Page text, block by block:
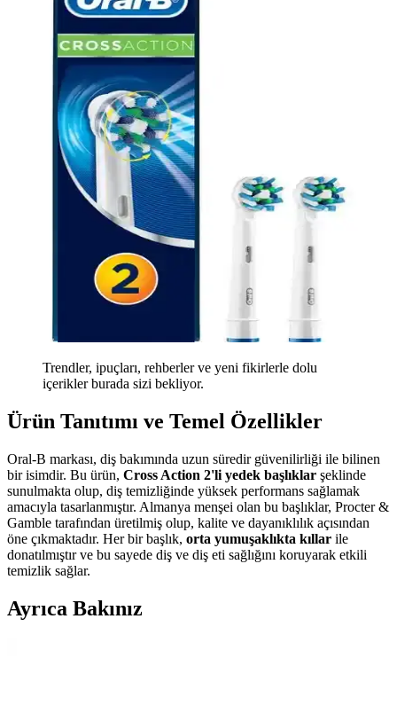
Trendler, ipuçları, rehberler ve yeni fikirlerle dolu
içerikler burada sizi bekliyor.
Ürün Tanıtımı ve Temel Özellikler
Oral-B markası, diş bakımında uzun süredir güvenilirliği ile bilinen
bir isimdir. Bu ürün, Cross Action 2'li yedek başlıklar şeklinde
sunulmakta olup, diş temizliğinde yüksek performans sağlamak
amacıyla tasarlanmıştır. Almanya menşei olan bu başlıklar, Procter &
Gamble tarafından üretilmiş olup, kalite ve dayanıklılık açısından
öne çıkmaktadır. Her bir başlık, orta yumuşaklıkta kıllar ile
donatılmıştır ve bu sayede diş ve diş eti sağlığını koruyarak etkili
temizlik sağlar.
Ayrıca Bakınız